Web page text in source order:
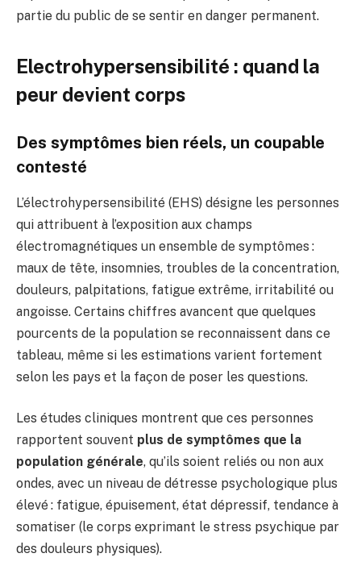
partie du public de se sentir en danger permanent.
Electrohypersensibilité : quand la
peur devient corps
Des symptômes bien réels, un coupable
contesté
L’électrohypersensibilité (EHS) désigne les personnes
qui attribuent à l’exposition aux champs
électromagnétiques un ensemble de symptômes :
maux de tête, insomnies, troubles de la concentration,
douleurs, palpitations, fatigue extrême, irritabilité ou
angoisse. Certains chiffres avancent que quelques
pourcents de la population se reconnaissent dans ce
tableau, même si les estimations varient fortement
selon les pays et la façon de poser les questions.
Les études cliniques montrent que ces personnes
rapportent souvent plus de symptômes que la
population générale, qu’ils soient reliés ou non aux
ondes, avec un niveau de détresse psychologique plus
élevé : fatigue, épuisement, état dépressif, tendance à
somatiser (le corps exprimant le stress psychique par
des douleurs physiques).